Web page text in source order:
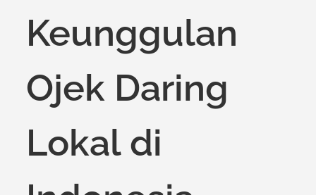
Keunggulan
Ojek Daring
Lokal di